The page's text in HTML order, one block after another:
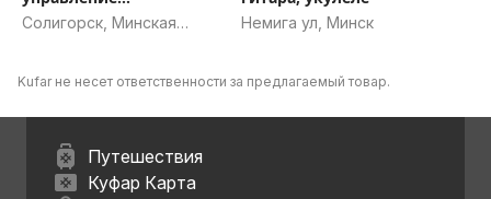
электродвигателем
Солигорск, Минская
Немига ул, Минск
Kufar не несет ответственности за предлагаемый товар.
Путешествия
Куфар Карта